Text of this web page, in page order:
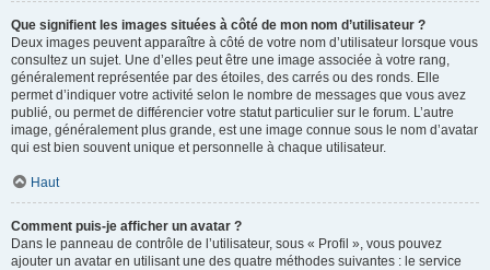
Que signifient les images situées à côté de mon nom d’utilisateur ?
Deux images peuvent apparaître à côté de votre nom d’utilisateur lorsque vous
consultez un sujet. Une d’elles peut être une image associée à votre rang,
généralement représentée par des étoiles, des carrés ou des ronds. Elle
permet d’indiquer votre activité selon le nombre de messages que vous avez
publié, ou permet de différencier votre statut particulier sur le forum. L’autre
image, généralement plus grande, est une image connue sous le nom d’avatar
qui est bien souvent unique et personnelle à chaque utilisateur.
Haut
Comment puis-je afficher un avatar ?
Dans le panneau de contrôle de l’utilisateur, sous « Profil », vous pouvez
ajouter un avatar en utilisant une des quatre méthodes suivantes : le service